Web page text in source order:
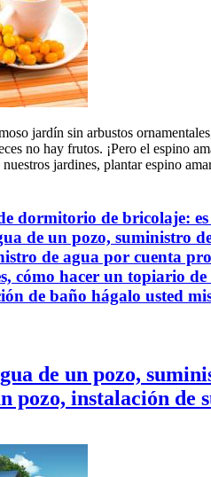
jardín sin arbustos
no hay frutos. ¡Pero el espino
nuestros jardines, plantar espino
dormitorio de bricolaje:
de un pozo, suministro
de agua por cuenta
cómo hacer un topiario
de baño hágalo usted
de un pozo,
pozo, instalación de